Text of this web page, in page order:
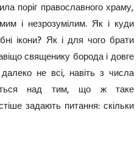
поріг православного храму,
і незрозумілим. Як і куди
ікони? Як і для чого брати
священику борода і довге
не всі, навіть з числа
над тим, що ж таке
задають питання: скільки